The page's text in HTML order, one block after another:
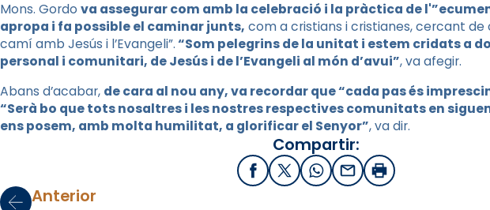
Mons. Gordo va assegurar com amb la celebració i la pràctica de
apropa i fa possible el caminar junts, com a cristians i cristianes, cercant
camí amb Jesús i l’Evangeli”.“Som pelegrins de la unitat i estem cridats a
personal i comunitari, de Jesús i de l’Evangeli al món d’avui”, va afegir.
Abans d’acabar, de cara al nou any, va recordar que “cada pas és
“Serà bo que tots nosaltres i les nostres respectives comunitats en
ens posem, amb molta humilitat, a glorificar el Senyor”, va dir.
Compartir:
FacebookX / Twitter
WhatsApp
EmailImprimir
Anterior